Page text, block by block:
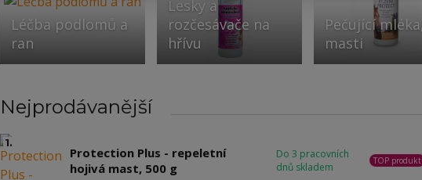
Léčba podlomů a
ran
Lesky a
rozčesávače na
hřívu
Pečující mléka,
masti
Nejprodávanější
1.
Protection Plus - repeletní
hojivá mast, 500 g
Do 3 pracovních
dnů skladem
TOP produkt